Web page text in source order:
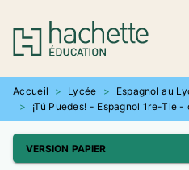
MENU RECHERCHE
PIED DE PAGE
Accueil > Lycée > Espagnol au
>
¡Tú Puedes! - Espagnol 1re-Tle
VERSION PAPIER